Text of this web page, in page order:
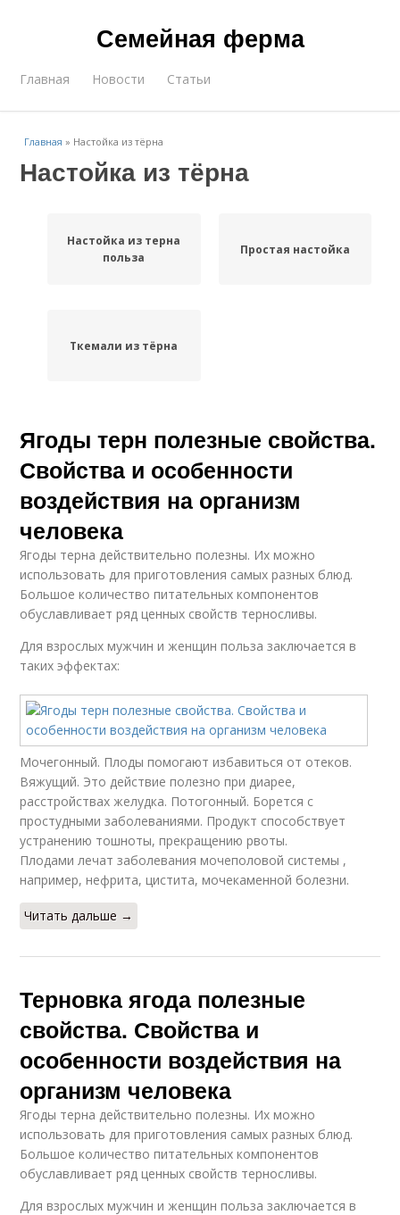
Семейная ферма
Главная Новости Статьи
Главная » Настойка из тёрна
Настойка из тёрна
Настойка из терна
польза
Простая настойка
Ткемали из тёрна
Ягоды терн полезные свойства.
Свойства и особенности
воздействия на организм
человека
Ягоды терна действительно полезны. Их можно
использовать для приготовления самых разных блюд.
Большое количество питательных компонентов
обуславливает ряд ценных свойств терносливы.
Для взрослых мужчин и женщин польза заключается в
таких эффектах:
Мочегонный. Плоды помогают избавиться от отеков.
Вяжущий. Это действие полезно при диарее,
расстройствах желудка. Потогонный. Борется с
простудными заболеваниями. Продукт способствует
устранению тошноты, прекращению рвоты.
Плодами лечат заболевания мочеполовой системы ,
например, нефрита, цистита, мочекаменной болезни.
Читать дальше →
Терновка ягода полезные
свойства. Свойства и
особенности воздействия на
организм человека
Ягоды терна действительно полезны. Их можно
использовать для приготовления самых разных блюд.
Большое количество питательных компонентов
обуславливает ряд ценных свойств терносливы.
Для взрослых мужчин и женщин польза заключается в